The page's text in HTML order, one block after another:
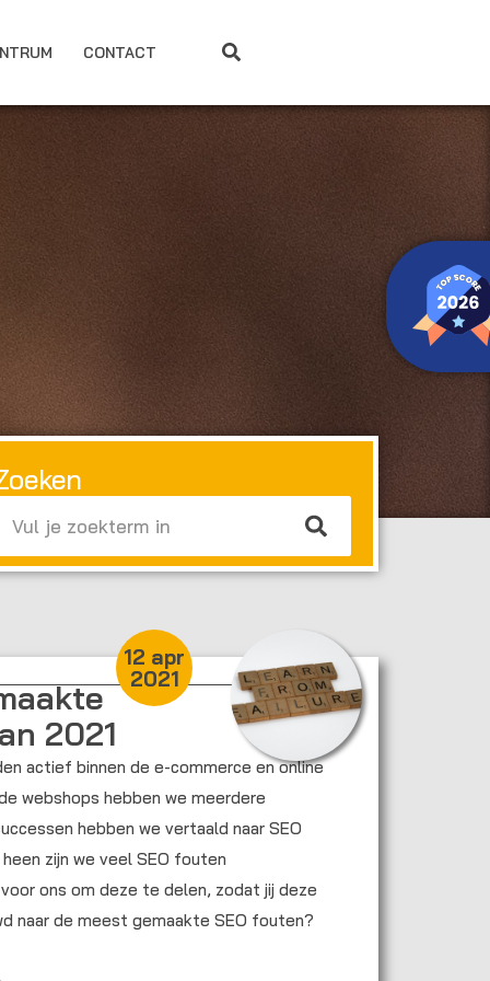
CONTACT
12 apr
2021
2021
actief binnen de e-commerce en online
webshops hebben we meerdere
hebben we vertaald naar SEO
zijn we veel SEO fouten
ons om deze te delen, zodat jij deze
naar de meest gemaakte SEO fouten?